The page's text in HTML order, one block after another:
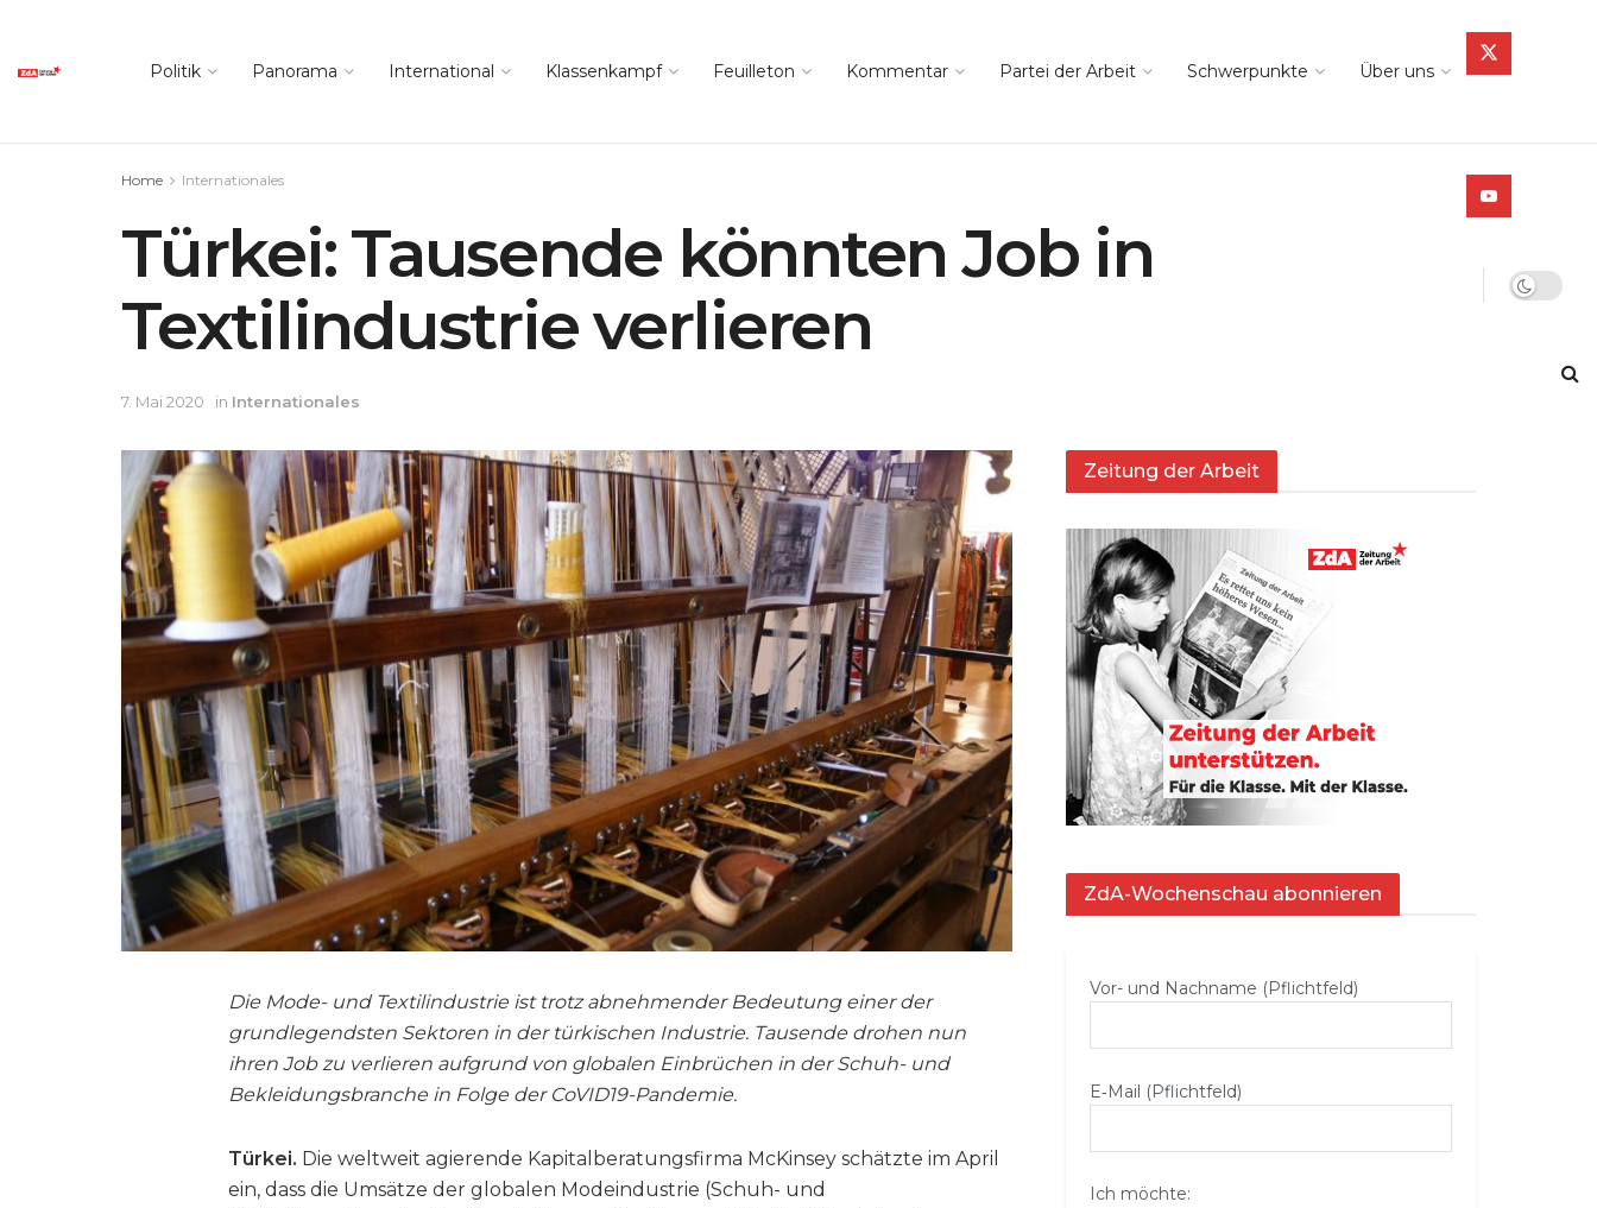
Politik Panorama International Klassenkampf Feuilleton Kommentar Partei der Arbeit Schwerpunkte Über uns
Home Internationales
Türkei: Tausende könnten Job in
Textilindustrie verlieren
7. Mai 2020 in Internationales
Die Mode- und Textilindustrie ist trotz abnehmender Bedeutung einer der
grundlegendsten Sektoren in der türkischen Industrie. Tausende drohen nun
ihren Job zu verlieren aufgrund von globalen Einbrüchen in der Schuh- und
Bekleidungsbranche in Folge der CoVID19-Pandemie.
Türkei. Die weltweit agierende Kapitalberatungsfirma McKinsey schätzte im April
ein, dass die Umsätze der globalen Modeindustrie (Schuh- und
Zeitung der Arbeit
ZdA-Wochenschau abonnieren
Vor- und Nachname (Pflichtfeld)
E‑Mail (Pflichtfeld)
Ich möchte: